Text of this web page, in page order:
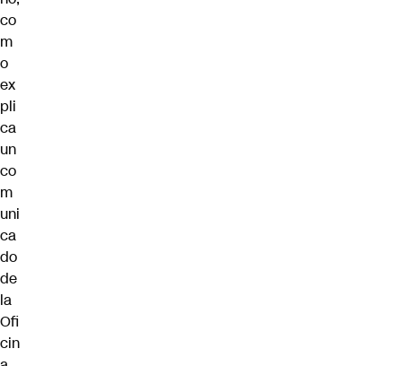
co
m
o
ex
pli
ca
un
co
m
uni
ca
do
de
la
Ofi
cin